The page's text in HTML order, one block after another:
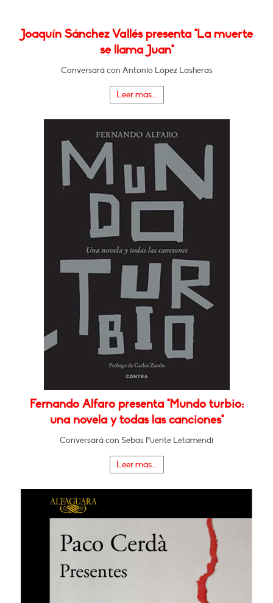
Joaquín Sánchez Vallés presenta "La muerte
se llama Juan"
Conversará con Antonio López Lasheras
Leer más...
Fernando Alfaro presenta "Mundo turbio:
una novela y todas las canciones"
Conversará con Sebas Puente Letamendi
Leer más...